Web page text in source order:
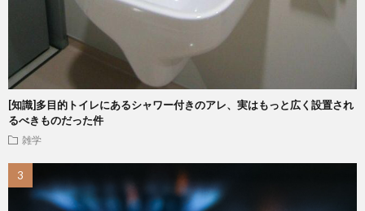
[知識]多目的トイレにあるシャワー付きのアレ、実はもっと広く設置され
るべきものだった件
雑学